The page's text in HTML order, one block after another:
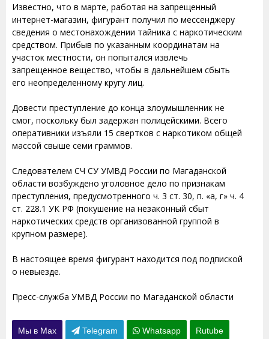
Известно, что в марте, работая на запрещенный
интернет-магазин, фигурант получил по мессенджеру
сведения о местонахождении тайника с наркотическим
средством. Прибыв по указанным координатам на
участок местности, он попытался извлечь
запрещенное вещество, чтобы в дальнейшем сбыть
его неопределенному кругу лиц.
Довести преступление до конца злоумышленник не
смог, поскольку был задержан полицейскими. Всего
оперативники изъяли 15 свертков с наркотиком общей
массой свыше семи граммов.
Следователем СЧ СУ УМВД России по Магаданской
области возбуждено уголовное дело по признакам
преступления, предусмотренного ч. 3 ст. 30, п. «а, г» ч. 4
ст. 228.1 УК РФ (покушение на незаконный сбыт
наркотических средств организованной группой в
крупном размере).
В настоящее время фигурант находится под подпиской
о невыезде.
Пресс-служба УМВД России по Магаданской области
Мы в Max Telegram Whatsapp Rutube